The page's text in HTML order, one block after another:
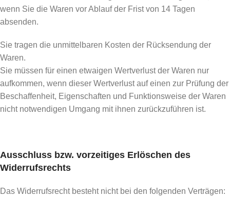
wenn Sie die Waren vor Ablauf der Frist von 14 Tagen
absenden.
Sie tragen die unmittelbaren Kosten der Rücksendung der
Waren.
Sie müssen für einen etwaigen Wertverlust der Waren nur
aufkommen, wenn dieser Wertverlust auf einen zur Prüfung der
Beschaffenheit, Eigenschaften und Funktionsweise der Waren
nicht notwendigen Umgang mit ihnen zurückzuführen ist.
Ausschluss bzw. vorzeitiges Erlöschen des
Widerrufsrechts
Das Widerrufsrecht besteht nicht bei den folgenden Verträgen: